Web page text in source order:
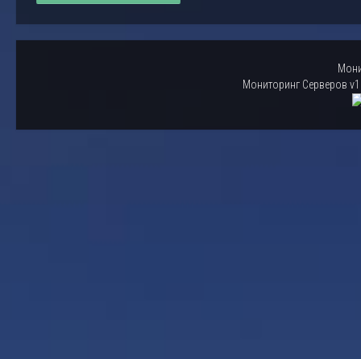
Мониторинг Серверов